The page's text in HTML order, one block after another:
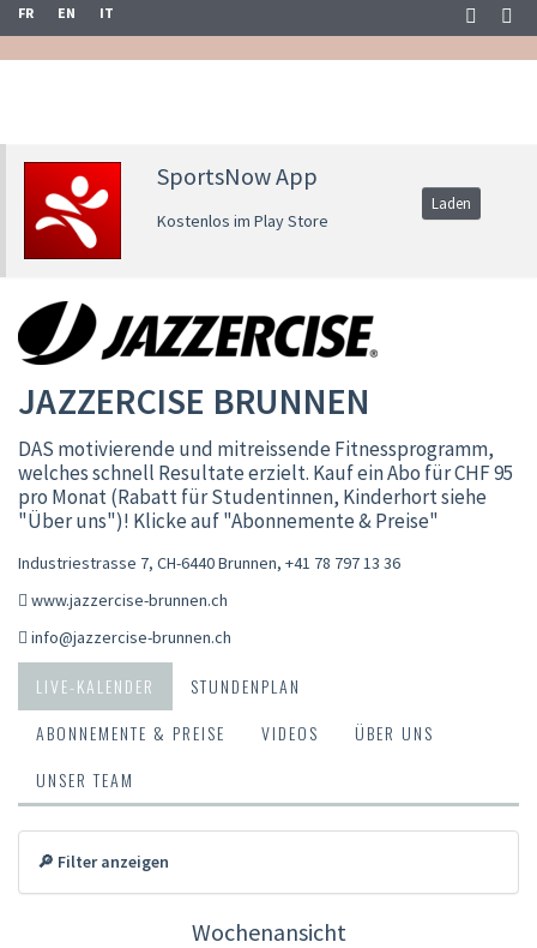
FR EN IT
SportsNow App
Kostenlos im Play Store
Laden
JAZZERCISE BRUNNEN
DAS motivierende und mitreissende Fitnessprogramm,
welches schnell Resultate erzielt. Kauf ein Abo für CHF 95
pro Monat (Rabatt für Studentinnen, Kinderhort siehe
"Über uns")! Klicke auf "Abonnemente & Preise"
Industriestrasse 7, CH-6440 Brunnen, +41 78 797 13 36
www.jazzercise-brunnen.ch
info@jazzercise-brunnen.ch
LIVE-KALENDER
STUNDENPLAN
ABONNEMENTE & PREISE
VIDEOS
ÜBER UNS
UNSER TEAM
🔎 Filter anzeigen
Wochenansicht